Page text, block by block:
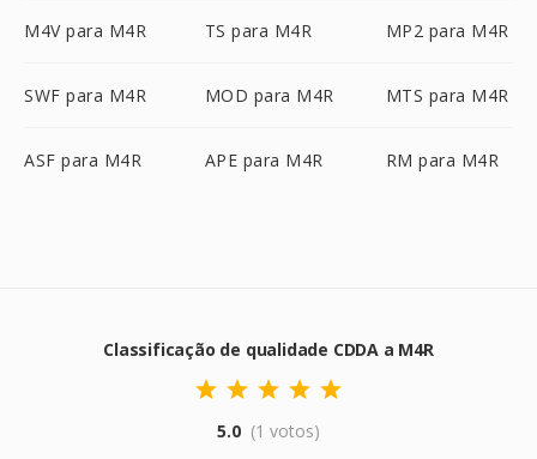
M4V para M4R TS para M4R MP2 para M4R
SWF para M4R MOD para M4R MTS para M4R
ASF para M4R APE para M4R RM para M4R
Classificação de qualidade CDDA a M4R
5.0 (1 votos)